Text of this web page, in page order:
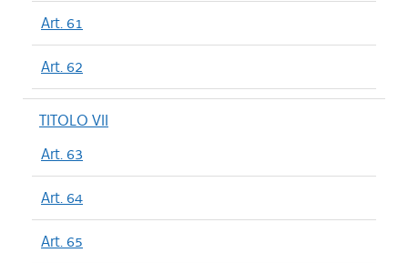
Art. 61
Art. 62
TITOLO VII
Art. 63
Art. 64
Art. 65